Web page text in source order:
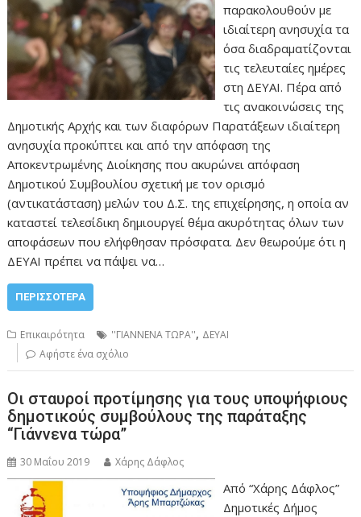
παρακολουθούν με
ιδιαίτερη ανησυχία τα
όσα διαδραματίζονται
τις τελευταίες ημέρες
στη ΔΕΥΑΙ. Πέρα από
τις ανακοινώσεις της
Δημοτικής Αρχής και των διαφόρων Παρατάξεων ιδιαίτερη
ανησυχία προκύπτει και από την απόφαση της
Αποκεντρωμένης Διοίκησης που ακυρώνει απόφαση
Δημοτικού Συμβουλίου σχετική με τον ορισμό
(αντικατάσταση) μελών του Δ.Σ. της επιχείρησης, η οποία αν
καταστεί τελεσίδικη δημιουργεί θέμα ακυρότητας όλων των
αποφάσεων που ελήφθησαν πρόσφατα. Δεν θεωρούμε ότι η
ΔΕΥΑΙ πρέπει να πάψει να…
ΠΕΡΙΣΣΌΤΕΡΑ
Επικαιρότητα ''ΓΙΑΝΝΕΝΑ ΤΩΡΑ'', ΔΕΥΑΙ
Αφήστε ένα σχόλιο
Οι σταυροί προτίμησης για τους υποψήφιους
δημοτικούς συμβούλους της παράταξης
“Γιάννενα τώρα”
30 Μαΐου 2019 Χάρης Δάφλος
Από “Χάρης Δάφλος”
Δημοτικές Δήμος